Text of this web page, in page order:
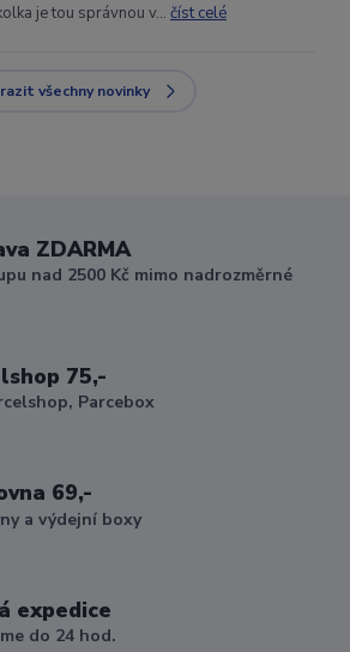
je tou správnou v... číst celé
všechny novinky
ZDARMA
nad 2500 Kč mimo nadrozměrné
75,-
Parcebox
69,-
a výdejní boxy
expedice
do 24 hod.